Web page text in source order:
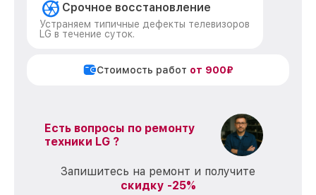
Срочное восстановление
Устраняем типичные дефекты телевизоров
LG в течение суток.
Стоимость работ от 900₽
Есть вопросы по ремонту
техники LG ?
Запишитесь на ремонт и получите
скидку -25%